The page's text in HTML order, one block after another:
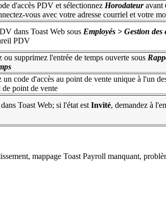
d'accès PDV et sélectionnez Horodateuravant
vous avec votre adresse courriel et votre
dans Toast Web sous Employés > Gestion des
PDV
supprimez l'entrée de temps ouverte sous
un code d'accès au point de vente unique à l'un
point de vente
Toast Web; si l'état est Invité, demandez à
mappage Toast Payroll manquant,